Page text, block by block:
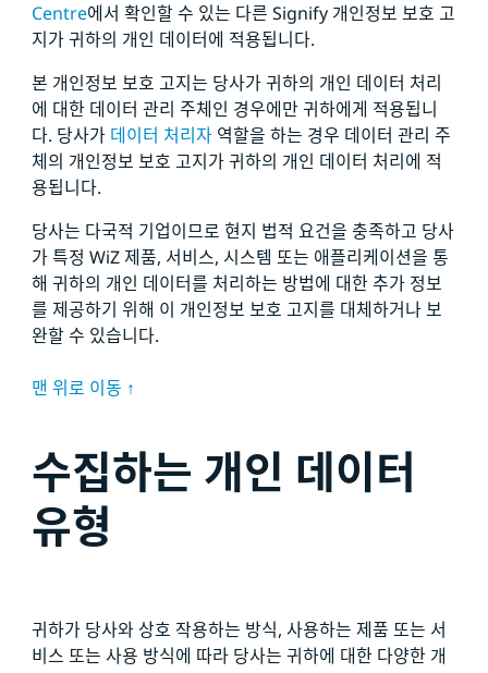
Centre에서 확인할 수 있는 다른 Signify 개인정보 보호 고
지가 귀하의 개인 데이터에 적용됩니다.
본 개인정보 보호 고지는 당사가 귀하의 개인 데이터 처리
에 대한 데이터 관리 주체인 경우에만 귀하에게 적용됩니
다. 당사가 데이터 처리자역할을 하는 경우 데이터 관리 주
체의 개인정보 보호 고지가 귀하의 개인 데이터 처리에 적
용됩니다.
당사는 다국적 기업이므로 현지 법적 요건을 충족하고 당사
가 특정 WiZ 제품, 서비스, 시스템 또는 애플리케이션을 통
해 귀하의 개인 데이터를 처리하는 방법에 대한 추가 정보
를 제공하기 위해 이 개인정보 보호 고지를 대체하거나 보
완할 수 있습니다.
맨 위로 이동 ↑
수집하는 개인 데이터
유형
귀하가 당사와 상호 작용하는 방식, 사용하는 제품 또는 서
비스 또는 사용 방식에 따라 당사는 귀하에 대한 다양한 개